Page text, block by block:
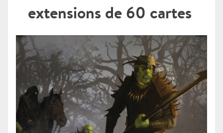
extensions de 60 cartes